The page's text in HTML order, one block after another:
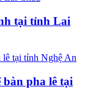
tại tỉnh Lai
bàn pha lê tại